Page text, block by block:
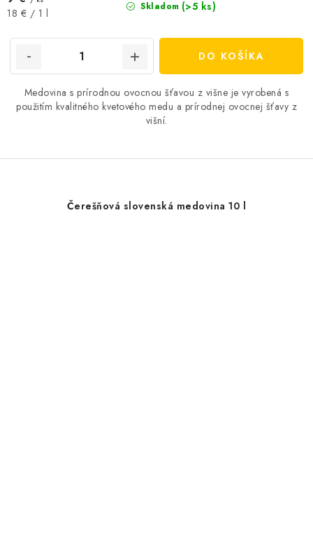
Skladom (>5 ks)
Jednotková
18 € / 1 l
DO KOŠÍKA
Medovina s prírodnou ovocnou šťavou z višne je vyrobená s
použitím kvalitného kvetového medu a prírodnej ovocnej šťavy z
višní.
Čerešňová slovenská medovina 10 l